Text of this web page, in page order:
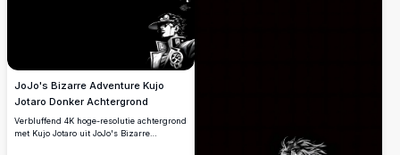
JoJo's Bizarre Adventure Kujo
Jotaro Donker Achtergrond
Verbluffend 4K hoge-resolutie achtergrond
met Kujo Jotaro uit JoJo's Bizarre